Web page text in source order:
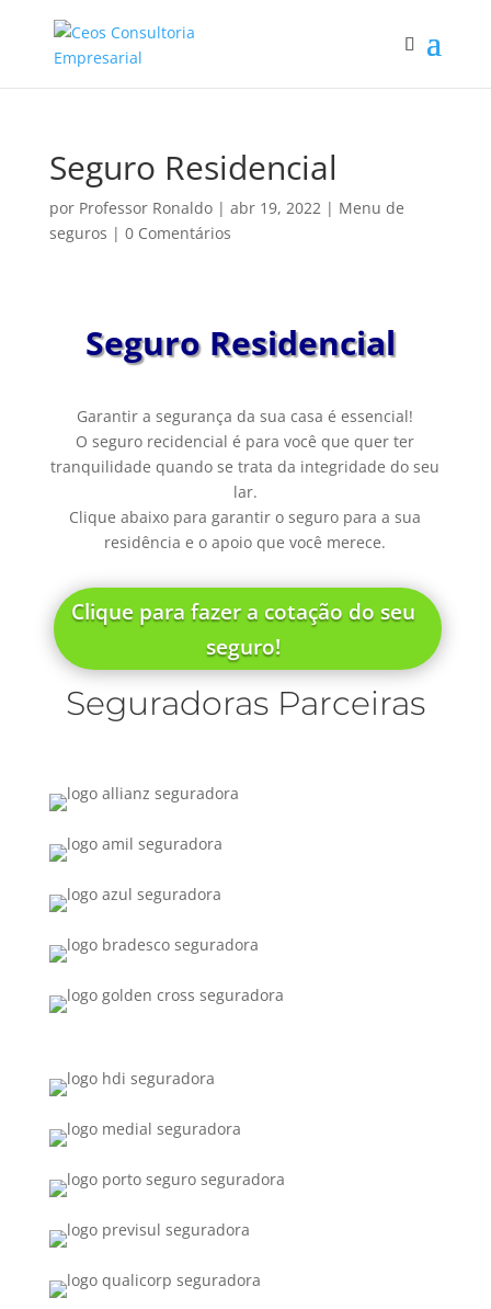
Seguro Residencial
por Professor Ronaldo| abr 19, 2022| Menu de
seguros | 0 Comentários
Seguro Residencial
Garantir a segurança da sua casa é essencial!
O seguro recidencial é para você que quer ter
tranquilidade quando se trata da integridade do seu
lar.
Clique abaixo para garantir o seguro para a sua
residência e o apoio que você merece.
Clique para fazer a cotação do seu
seguro!
Seguradoras Parceiras